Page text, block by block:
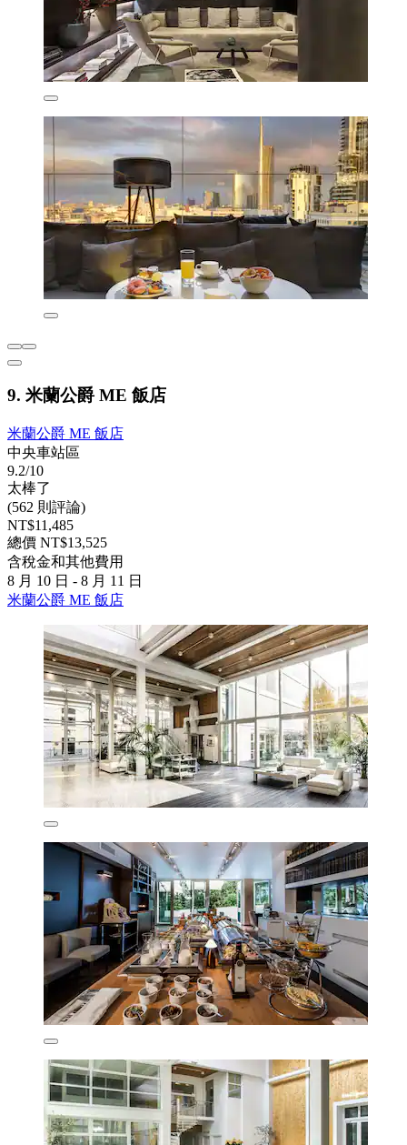
9. 米蘭公爵 ME 飯店
米蘭公爵 ME 飯店
中央車站區
9.2/10
太棒了
(562 則評論)
NT$11,485
總價 NT$13,525
含稅金和其他費用
8 月 10 日 - 8 月 11 日
米蘭公爵 ME 飯店